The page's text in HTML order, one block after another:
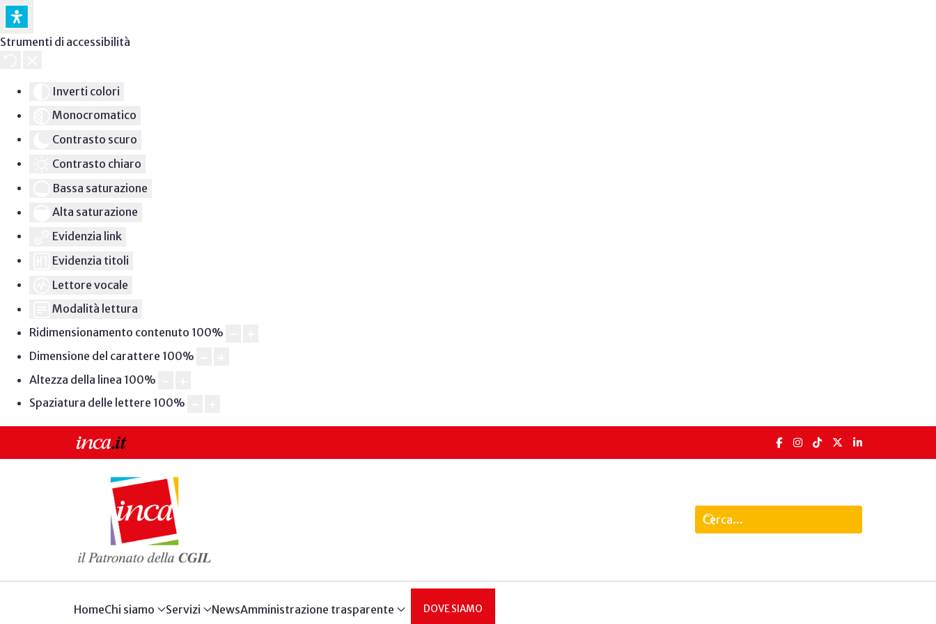
Strumenti di accessibilità
Inverti colori
Monocromatico
Contrasto scuro
Contrasto chiaro
Bassa saturazione
Alta saturazione
Evidenzia link
Evidenzia titoli
Lettore vocale
Modalità lettura
Ridimensionamento contenuto 100%
Dimensione del carattere 100%
Altezza della linea 100%
Spaziatura delle lettere 100%
HomeChi siamo Servizi NewsAmministrazione trasparente DOVE SIAMO